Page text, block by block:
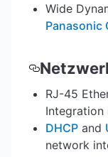
Wide
Panasonic
RJ-45
Integration
DHCP and
network